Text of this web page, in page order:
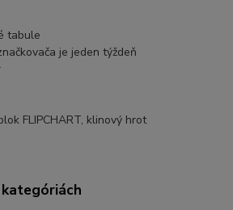
tabule
je jeden týždeň
FLIPCHART, klinový hrot